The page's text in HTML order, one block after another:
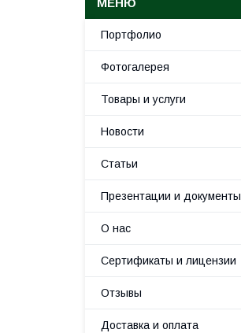
Портфолио
Фотогалерея
Товары и услуги
Новости
Статьи
Презентации и документы
О нас
Сертификаты и лицензии
Отзывы
Доставка и оплата